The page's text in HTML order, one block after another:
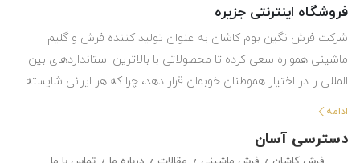
فروشگاه اینترنتی جزیره
شرکت فرش نگین بوم کاشان به عنوان تولید کننده فرش و گلیم
ماشینی همواره سعی کرده تا محصولاتی با بالاترین استانداردهای بین
المللی را در اختیار هموطنان خوبمان قرار دهد، چرا که هر ایرانی شایسته
استفاده از بهترین هاست. این شرکت با تولید انواع فرش ماشینی و گلیم
مشتریان خود قرار داده تا بتوانند متناسب با سلیقه خود ، فرش ماشینی
ادامه
دسترسی آسان